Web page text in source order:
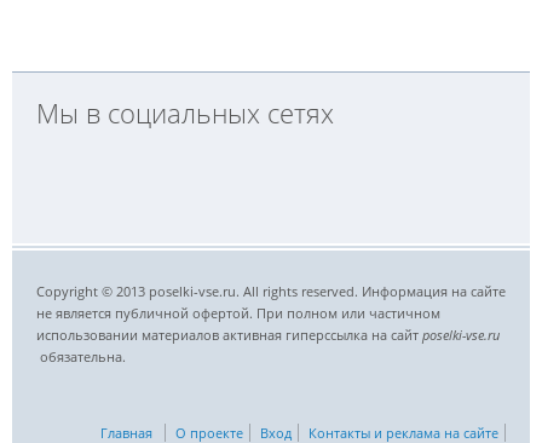
Мы в социальных сетях
Copyright © 2013 poselki-vse.ru. All rights reserved. Информация на сайте
не является публичной офертой. При полном или частичном
использовании материалов активная гиперссылка на сайт poselki-vse.ru​
обязательна.
Главная О проекте Вход
Контакты и реклама на сайте